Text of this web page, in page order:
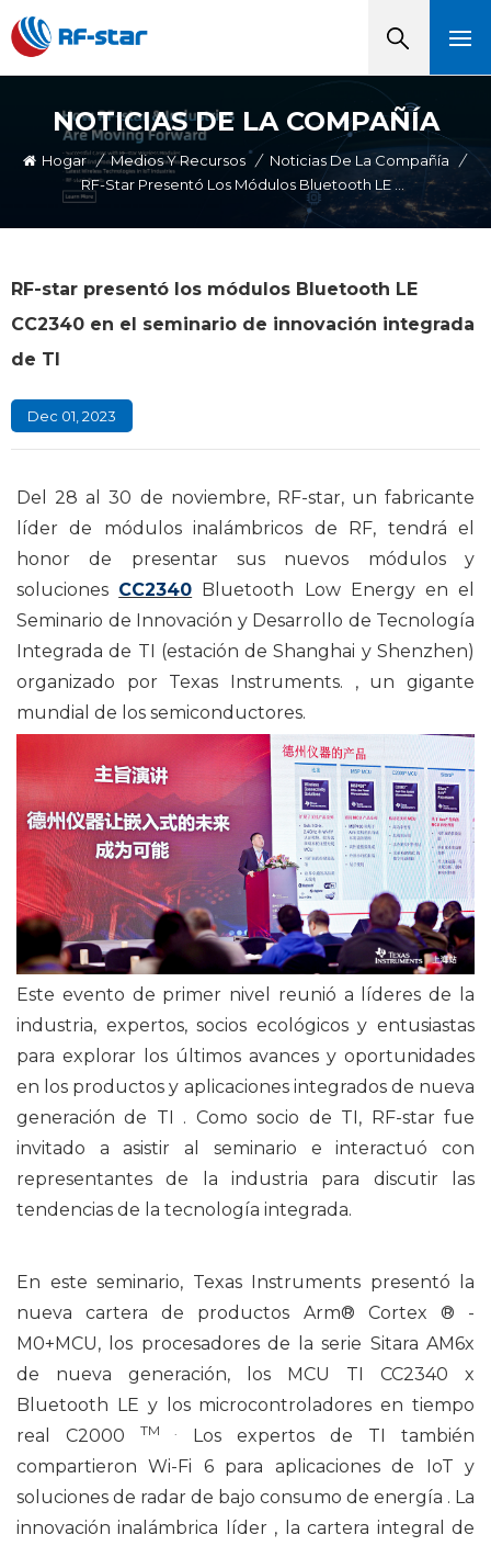
NOTICIAS DE LA COMPAÑÍA
Hogar / Medios Y Recursos / Noticias De La Compañía
/
RF-Star Presentó Los Módulos Bluetooth LE CC2340 En El Seminario De Innovación Integrada De TI
RF-star presentó los módulos Bluetooth LE
CC2340 en el seminario de innovación integrada
de TI
Dec 01, 2023
Del 28 al 30 de noviembre, RF-star, un fabricante
líder de módulos inalámbricos de RF, tendrá el
honor de presentar sus nuevos módulos y
soluciones CC2340 Bluetooth Low Energy en el
Seminario de Innovación y Desarrollo de Tecnología
Integrada de TI (estación de Shanghai y Shenzhen)
organizado por Texas Instruments. , un gigante
mundial de los semiconductores.
Este evento de primer nivel reunió a líderes de la
industria, expertos, socios ecológicos y entusiastas
para explorar los últimos avances y oportunidades
en los productos y aplicaciones integrados de nueva
generación de TI . Comosocio de TI, RF-star fue
invitado a asistir al seminario e interactuó con
representantes de la industria para discutir las
tendencias de la tecnología integrada.
En este seminario, Texas Instruments presentó
la
nuevacartera de productos Arm® Cortex ® -
M0+MCU, los procesadores de la serie SitaraAM6x
de nueva generación,
los MCU TI CC2340 x
Bluetooth LE y los microcontroladores en tiempo
realC2000 TM . Los expertos de TI también
compartieronWi-Fi 6 para aplicaciones de IoTy
soluciones de radar de bajo consumo de energía . La
innovacióninalámbrica líder , la cartera integral de